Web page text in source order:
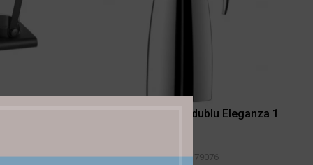
Termos inox perete dublu Eleganza 1
WMF5845179076